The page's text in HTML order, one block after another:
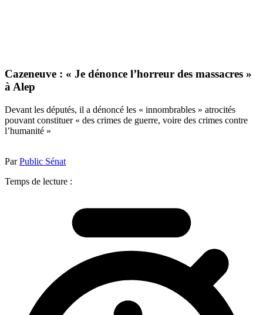
Cazeneuve : « Je dénonce l’horreur des massacres »
à Alep
Devant les députés, il a dénoncé les « innombrables » atrocités
pouvant constituer « des crimes de guerre, voire des crimes contre
l’humanité »
ParPublic Sénat
Temps de lecture :